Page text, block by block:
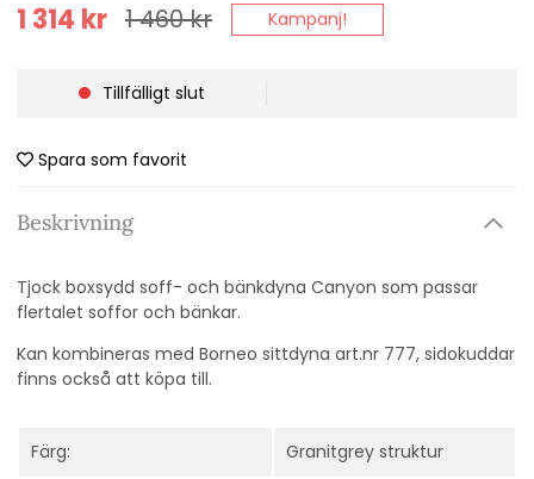
1 460kr
1 314 kr Kampanj!
Tillfälligt slut
Spara som favorit
Beskrivning
Tjock boxsydd soff- och bänkdyna Canyon som passar
flertalet soffor och bänkar.
Kan kombineras med Borneo sittdyna art.nr 777, sidokuddar
finns också att köpa till.
Färg: Granitgrey struktur